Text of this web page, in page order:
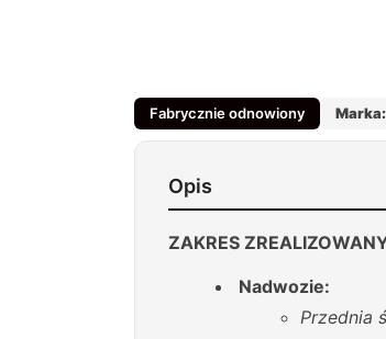
Fabrycznie odnowiony Marka:
Opis
ZAKRES
Nadwozie:
Przednia